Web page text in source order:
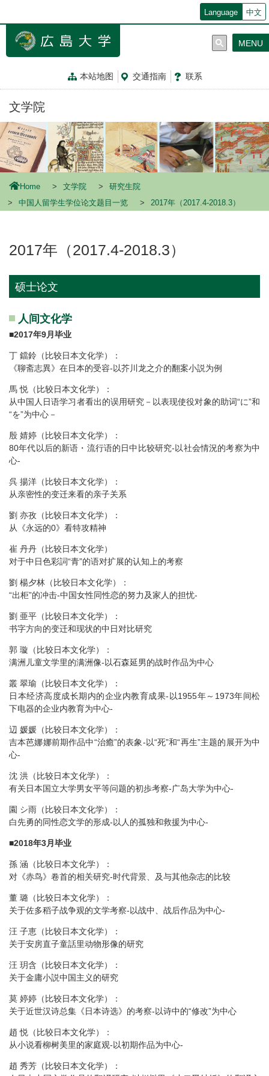
ン
動
Language 中文
本站地图 交通指南 联系
MENU
文学院
Home 文学院
研究生院
中国人留学生学位论文题目一览
2017年（2017.4-2018.3）
2017年（2017.4-2018.3）
硕士论文
人间文化学
■2017年9月毕业
丁 鐺鈴（比较日本文化学）：
《聊斋志異》在日本的受容-以芥川龙之介的翻案小説为例
馬 悦（比较日本文化学）：
从中国人日语学习者看出的误用研究－以表现使役对象的助词“に”和
“を”为中心－
殷 婧婷（比较日本文化学）：
80年代以后的新语・流行语的日中比较研究-以社会情況的考察为中
心-
呉 揚洋（比较日本文化学）：
从亲密性的变迁来看的亲子关系
劉 亦孜（比较日本文化学）：
从《永远的0》看特攻精神
崔 丹丹（比较日本文化学）
对于中日色彩詞“青”的语对扩展的认知上的考察
劉 楊夕林（比较日本文化学）：
“出柜”的冲击-中国女性同性恋的努力及家人的担忧-
劉 亜平（比较日本文化学）：
书字方向的变迁和现状的中日对比研究
郭 璇（比较日本文化学）：
满洲儿童文学里的满洲像-以石森延男的战时作品为中心
叢 翠瑜（比较日本文化学）：
日本经济高度成长期内的企业内教育成果-以1955年～1973年间松
下电器的企业内教育为中心-
辺 媛媛（比较日本文化学）：
吉本芭娜娜前期作品中“治癒”的表象-以“死”和“再生”主题的展开为中
心-
沈 洪（比较日本文化学）：
有关日本国立大学男女平等问题的初歩考察-广岛大学为中心-
園 シ雨（比较日本文化学）：
白先勇的同性恋文学的形成-以人的孤独和救援为中心-
■2018年3月毕业
孫 涵（比较日本文化学）：
对《赤鸟》卷首的相关研究-时代背景、及与其他杂志的比较
董 璐（比较日本文化学）：
关于佐多稻子战争观的文学考察-以战中、战后作品为中心-
汪 子恵（比较日本文化学）：
关于安房直子童話里动物形像的研究
汪 玥含（比较日本文化学）：
关于金庸小説中国主义的研究
莫 婷婷（比较日本文化学）：
关于近世汉诗总集《日本诗选》的考察-以诗中的“修改”为中心
趙 悦（比较日本文化学）：
从小说看柳树美里的家庭观-以初期作品为中心-
趙 秀芳（比较日本文化学）：